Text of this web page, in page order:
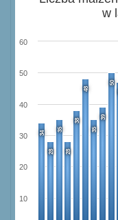
w
34
28
35
28
38
48
35
39
50
10
20
30
40
50
60